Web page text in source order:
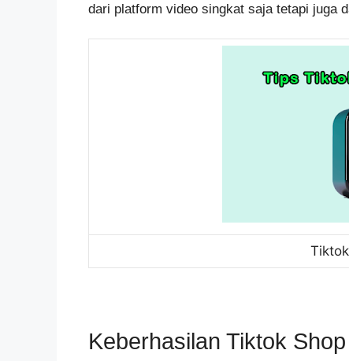
dari platform video singkat saja tetapi juga
Keberhasilan Tiktok